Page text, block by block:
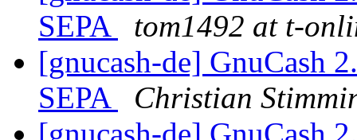
SEPA
tom1492 at t-
[gnucash-de] GnuCash
SEPA
Christian